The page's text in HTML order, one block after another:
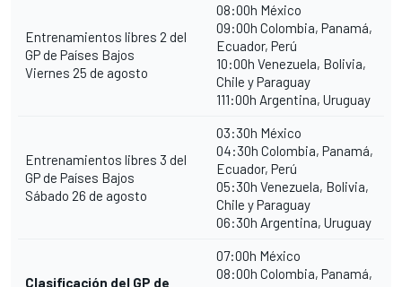
Entrenamientos libres 2 del
GP de Países Bajos
Viernes 25 de agosto
08:00h México
09:00h Colombia, Panamá,
Ecuador, Perú
10:00h Venezuela, Bolivia,
Chile y Paraguay
111:00h Argentina, Uruguay
Entrenamientos libres 3 del
GP de Países Bajos
Sábado 26 de agosto
03:30h México
04:30h Colombia, Panamá,
Ecuador, Perú
05:30h Venezuela, Bolivia,
Chile y Paraguay
06:30h Argentina, Uruguay
Clasificación del GP de
07:00h México
08:00h Colombia, Panamá,